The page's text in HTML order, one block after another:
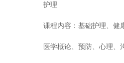
护理
课程内容：基础护理、健
医学概论、预防、心理、